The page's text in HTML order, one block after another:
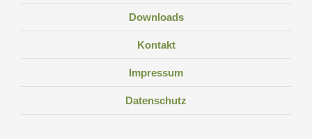
Downloads
Kontakt
Impressum
Datenschutz